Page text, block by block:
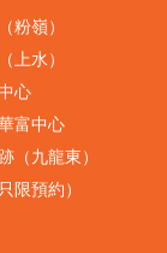
粉嶺）
上水）
心
富中心
（九龍東）
限預約）